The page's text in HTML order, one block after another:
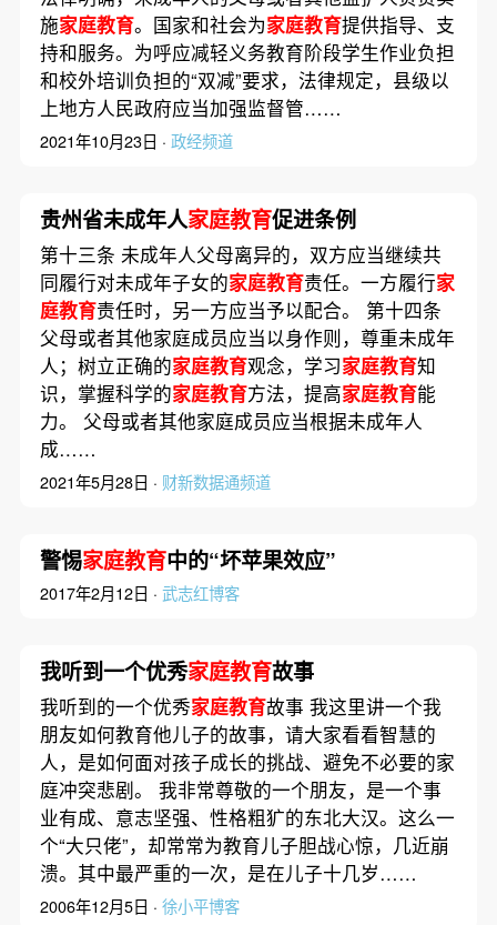
施家庭教育。国家和社会为家庭教育提供指导、支
持和服务。为呼应减轻义务教育阶段学生作业负担
和校外培训负担的“双减”要求，法律规定，县级以
上地方人民政府应当加强监督管……
2021年10月23日 · 政经频道
贵州省未成年人家庭教育促进条例
第十三条 未成年人父母离异的，双方应当继续共
同履行对未成年子女的家庭教育责任。一方履行家
庭教育责任时，另一方应当予以配合。 第十四条
父母或者其他家庭成员应当以身作则，尊重未成年
人；树立正确的家庭教育观念，学习家庭教育知
识，掌握科学的家庭教育方法，提高家庭教育能
力。 父母或者其他家庭成员应当根据未成年人
成……
2021年5月28日 · 财新数据通频道
警惕家庭教育中的“坏苹果效应”
2017年2月12日 · 武志红博客
我听到一个优秀家庭教育故事
我听到的一个优秀家庭教育故事 我这里讲一个我
朋友如何教育他儿子的故事，请大家看看智慧的
人，是如何面对孩子成长的挑战、避免不必要的家
庭冲突悲剧。 我非常尊敬的一个朋友，是一个事
业有成、意志坚强、性格粗犷的东北大汉。这么一
个“大只佬”，却常常为教育儿子胆战心惊，几近崩
溃。其中最严重的一次，是在儿子十几岁……
2006年12月5日 · 徐小平博客